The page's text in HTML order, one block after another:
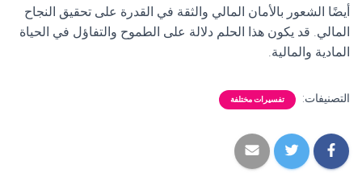
أيضًا الشعور بالأمان المالي والثقة في القدرة على تحقيق النجاح
المالي. قد يكون هذا الحلم دلالة على الطموح والتفاؤل في الحياة
المادية والمالية.
التصنيفات: تفسيرات مختلفة